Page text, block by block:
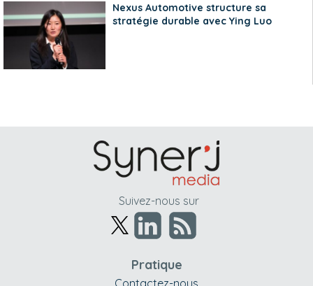
Nexus Automotive structure sa
stratégie durable avec Ying Luo
Suivez-nous sur
Pratique
Contactez-nous